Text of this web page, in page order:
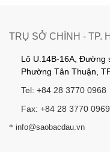
TRỤ SỞ CHÍNH - TP.
Lô U.14B-16A, Đường
Phường Tân Thuận,
Tel: +84 28 3770 0968
Fax: +84 28 3770 0969
* info@saobacdau.vn